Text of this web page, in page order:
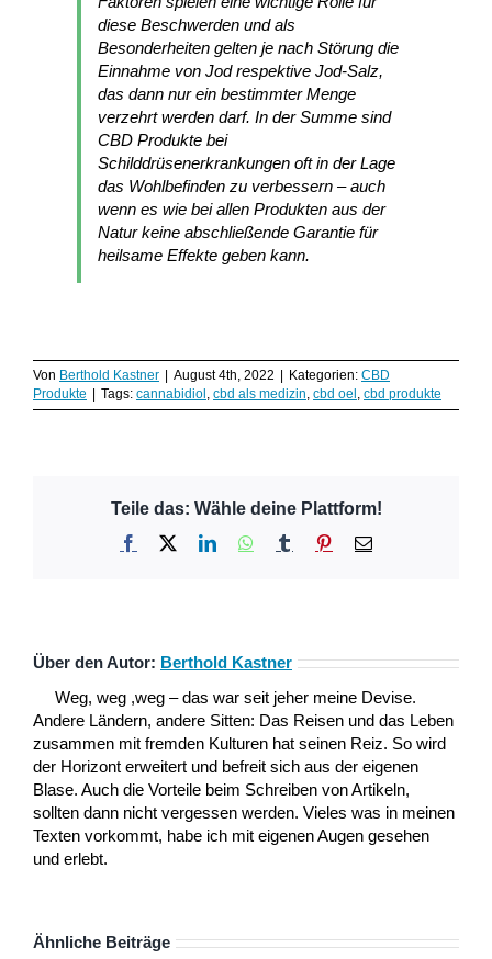
diese Beschwerden und als
Besonderheiten gelten je nach Störung die
Einnahme von Jod respektive Jod-Salz,
das dann nur ein bestimmter Menge
verzehrt werden darf. In der Summe sind
CBD Produkte bei
Schilddrüsenerkrankungen oft in der Lage
das Wohlbefinden zu verbessern – auch
wenn es wie bei allen Produkten aus der
Natur keine abschließende Garantie für
heilsame Effekte geben kann.
Von Berthold Kastner August 4th, 2022 Kategorien: CBD
Produkte
Tags: cannabidiol , cbd als medizin, cbd oel , cbd produkte
Teile das: Wähle deine Plattform!
Facebook LinkedInWhatsApp
Tumblr Pinterest
E-
Über den Autor: Berthold Kastner
Weg, weg ,weg – das war seit jeher meine Devise.
Andere Ländern, andere Sitten: Das Reisen und das Leben
zusammen mit fremden Kulturen hat seinen Reiz. So wird
der Horizont erweitert und befreit sich aus der eigenen
Blase. Auch die Vorteile beim Schreiben von Artikeln,
sollten dann nicht vergessen werden. Vieles was in meinen
Texten vorkommt, habe ich mit eigenen Augen gesehen
und erlebt.
Ähnliche Beiträge